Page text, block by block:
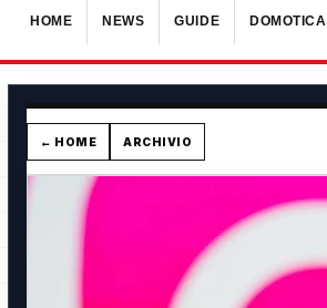
HOME NEWS GUIDE DOMOTICA
← HOME ARCHIVIO